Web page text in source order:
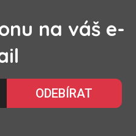
na váš e-
ODEBÍRAT